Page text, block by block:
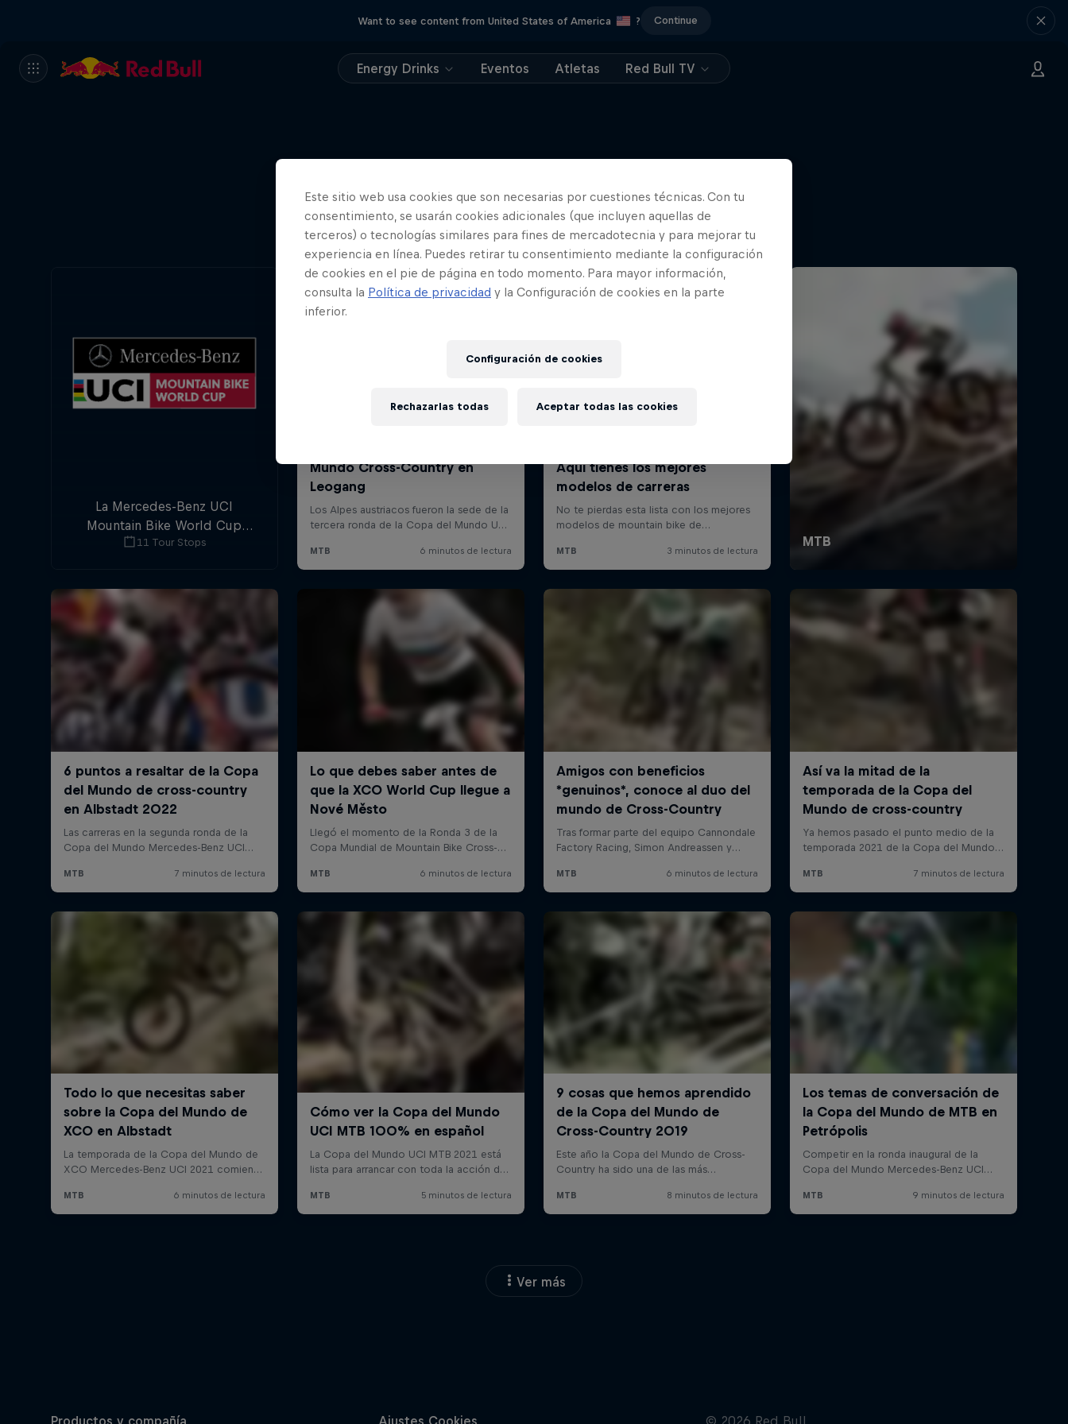
Want to see content from United States of America ? Continue
Energy Drinks Eventos Atletas Red Bull TV
Más contenidos similares
La Mercedes-Benz UCI
Mountain Bike World Cup
regresa este 2022 con mucha
11 Tour Stops
Ver más
Este sitio web usa cookies que son necesarias por cuestiones técnicas. Con tu
consentimiento, se usarán cookies adicionales (que incluyen aquellas de
terceros) o tecnologías similares para fines de mercadotecnia y para mejorar tu
experiencia en línea. Puedes retirar tu consentimiento mediante la configuración
de cookies en el pie de página en todo momento. Para mayor información,
consulta la Política de privacidad y la Configuración de cookies en la parte
inferior.
Configuración de cookies
Rechazarlas todas Aceptar todas las cookies